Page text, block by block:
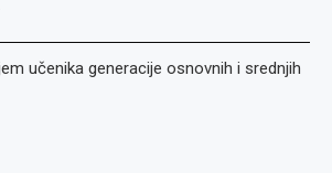
učenika generacije osnovnih i srednjih